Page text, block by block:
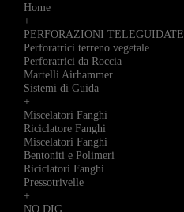
Home
+
PERFORAZIONI TELEGUIDATE
Perforatrici terreno vegetale
Perforatrici da Roccia
Martelli Airhammer
Sistemi di Guida
+
Miscelatori Fanghi
Riciclatore Fanghi
Miscelatori Fanghi
Bentoniti e Polimeri
Riciclatori Fanghi
Pressotrivelle
+
NO DIG